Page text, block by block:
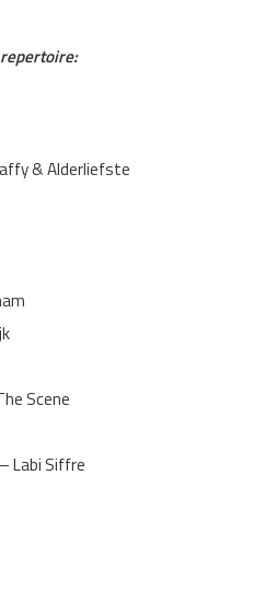
& Alderliefste
Scene
Labi Siffre